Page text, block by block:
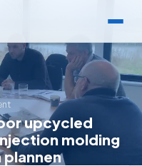
upcycled
molding